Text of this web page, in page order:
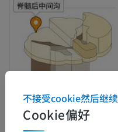
Cookie偏好
不接受cookie然后继续